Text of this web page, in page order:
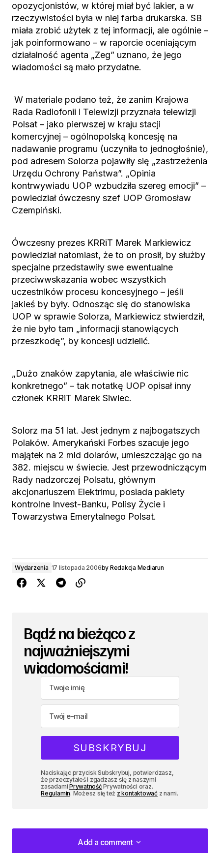
opozycjonistów, w której miał być lakier, a w
rzeczywistości była w niej farba drukarska. SB
miała zrobić użytek z tej informacji, ale ogólnie –
jak poinformowano – w raporcie oceniającym
działalność agenta „Zeg” uznano, że jego
wiadomości są mało przydatne.
W materiale podano też, że zanim Krajowa
Rada Radiofonii i Telewizji przyznała telewizji
Polsat – jako pierwszej w kraju stacji
komercyjnej – ogólnopolską koncesję na
nadawanie programu (uczyniła to jednogłośnie),
pod adresem Solorza pojawiły się „zastrzeżenia
Urzędu Ochrony Państwa”. „Opinia
kontrwywiadu UOP wzbudziła szereg emocji” –
powiedział ówczesny szef UOP Gromosław
Czempiński.
Ówczesny prezes KRRiT Marek Markiewicz
powiedział natomiast, że to on prosił, by służby
specjalne przedstawiły swe ewentualne
przeciwwskazania wobec wszystkich
uczestników procesu koncesyjnego – jeśli
jakieś by były. Odnosząc się do stanowiska
UOP w sprawie Solorza, Markiewicz stwierdził,
że nie było tam „informacji stanowiących
przeszkodę”, by koncesji udzielić.
„Dużo znaków zapytania, ale właściwie nic
konkretnego” – tak notatkę UOP opisał inny
członek KRRiT Marek Siwiec.
Solorz ma 51 lat. Jest jednym z najbogatszych
Polaków. Amerykański Forbes szacuje jego
majątek na 2 mld dolarów, umieszczając go na
382. miejscu w świecie. Jest przewodniczącym
Rady nadzorczej Polsatu, głównym
akcjonariuszem Elektrimu, posiada pakiety
kontrolne Invest-Banku, Polisy Życie i
Towarzystwa Emerytalnego Polsat.
Wydarzenia 17 listopada 2006by Redakcja Mediarun
Bądź na bieżąco z
najważniejszymi
wiadomościami!
Naciskając przycisk Subskrybuj, potwierdzasz,
że przeczytałeś i zgadzasz się z naszymi
zasadamiPrywatnośćPrywatności oraz.
Regulamin. Możesz się też z kontaktowaćz nami.
Add a comment